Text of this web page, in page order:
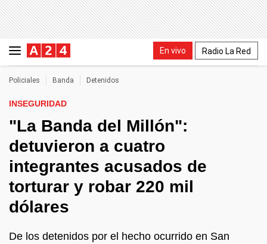
En vivo Radio La Red
Policiales Banda Detenidos
INSEGURIDAD
"La Banda del Millón":
detuvieron a cuatro
integrantes acusados de
torturar y robar 220 mil
dólares
De los detenidos por el hecho ocurrido en San